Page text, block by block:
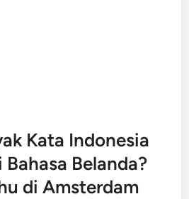
Kata Indonesia
Belanda?
di Amsterdam